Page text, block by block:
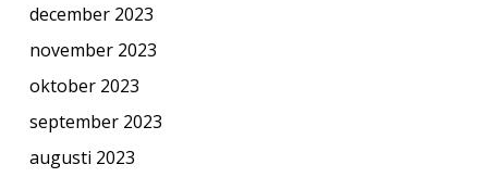
december 2023
november 2023
oktober 2023
september 2023
augusti 2023